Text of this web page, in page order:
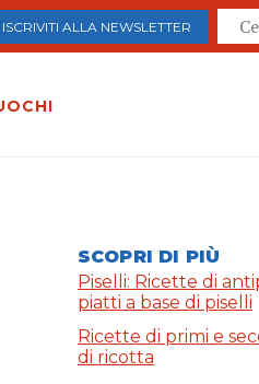
ISCRIVITI ALLA NEWSLETTER
SCOPRI DI PIÙ
Piselli: Ricette di
piatti a base di piselli
Ricette di primi e
di ricotta